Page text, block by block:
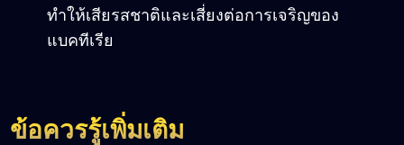
ทำให้เสียรสชาติและเสี่ยงต่อการเจริญของ
แบคทีเรีย
ข้อควรรู้เพิ่มเติม